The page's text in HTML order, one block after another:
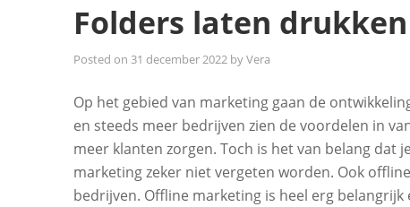
Folders laten
Posted on 31 december 2022 byVera
Op het gebied van marketing gaan de
en steeds meer bedrijven zien de voordelen in
meer klanten zorgen. Toch is het van belang dat
marketing zeker niet vergeten worden. Ook
bedrijven. Offline marketing is heel erg